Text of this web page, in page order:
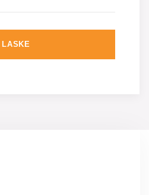
LASKE